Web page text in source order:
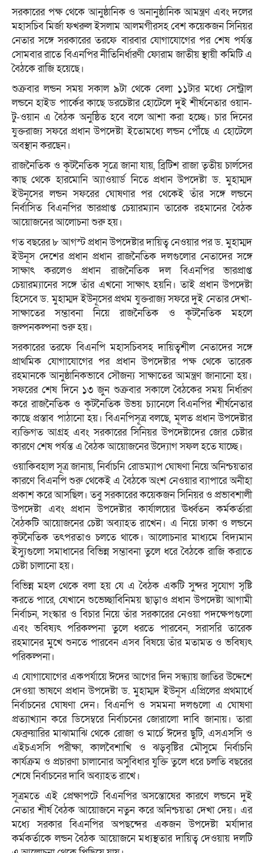
সরকারের পক্ষ থেকে আনুষ্ঠানিক ও অনানুষ্ঠানিক আমন্ত্রণ এবং দলের
মহাসচিব মির্জা ফখরুল ইসলাম আলমগীরসহ বেশ কয়েকজন সিনিয়র
নেতার সঙ্গে সরকারের তরফে বারবার যোগাযোগের পর শেষ পর্যন্ত
সোমবার রাতে বিএনপির নীতিনির্ধারণী ফোরাম জাতীয় স্থায়ী কমিটি এ
বৈঠকে রাজি হয়েছে।
শুক্রবার লন্ডন সময় সকাল ৯টা থেকে বেলা ১১টার মধ্যে সেন্ট্রাল
লন্ডনে হাইড পার্কের কাছে ডরচেষ্টার হোটেলে দুই শীর্ষনেতার ওয়ান-
টু-ওয়ান এ বৈঠক অনুষ্ঠিত হবে বলে আশা করা হচ্ছে। চার দিনের
যুক্তরাজ্য সফরে প্রধান উপদেষ্টা ইতোমধ্যে লন্ডন পৌঁছে এ হোটেলে
অবস্থান করছেন।
রাজনৈতিক ও কূটনৈতিক সূত্রে জানা যায়, ব্রিটিশ রাজা তৃতীয় চার্লসের
কাছ থেকে হারমোনি অ্যাওয়ার্ড নিতে প্রধান উপদেষ্টা ড. মুহাম্মদ
ইউনূসের লন্ডন সফরের ঘোষণার পর থেকেই তাঁর সঙ্গে লন্ডনে
নির্বাসিত বিএনপির ভারপ্রাপ্ত চেয়ারম্যান তারেক রহমানের বৈঠক
আয়োজনের আলোচনা শুরু হয়।
গত বছরের ৮ আগস্ট প্রধান উপদেষ্টার দায়িত্ব নেওয়ার পর ড. মুহাম্মদ
ইউনূস দেশের প্রধান প্রধান রাজনৈতিক দলগুলোর নেতাদের সঙ্গে
সাক্ষাৎ করলেও প্রধান রাজনৈতিক দল বিএনপির ভারপ্রাপ্ত
চেয়ারম্যানের সঙ্গে তাঁর এখনো সাক্ষাৎ হয়নি। তাই প্রধান উপদেষ্টা
হিসেবে ড. মুহাম্মদ ইউনূসের প্রথম যুক্তরাজ্য সফরে দুই নেতার দেখা-
সাক্ষাতের সম্ভাবনা নিয়ে রাজনৈতিক ও কূটনৈতিক মহলে
জল্পনকল্পনা শুরু হয়।
সরকারের তরফে বিএনপি মহাসচিবসহ দায়িত্বশীল নেতাদের সঙ্গে
প্রাথমিক যোগাযোগের পর প্রধান উপদেষ্টার পক্ষ থেকে তারেক
রহমানকে আনুষ্ঠানিকভাবে সৌজন্য সাক্ষাতের আমন্ত্রণ জানানো হয়।
সফরের শেষ দিনে ১৩ জুন শুক্রবার সকালে বৈঠকের সময় নির্ধারণ
করে রাজনৈতিক ও কূটনৈতিক উভয় চ্যানেলে বিএনপির শীর্ষনেতার
কাছে প্রস্তাব পাঠানো হয়। বিএনপিসূত্র বলছে, মূলত প্রধান উপদেষ্টার
ব্যক্তিগত আগ্রহ এবং সরকারের সিনিয়র উপদেষ্টাদের জোর চেষ্টার
কারণে শেষ পর্যন্ত এ বৈঠক আয়োজনের উদ্যোগ সফল হতে যাচ্ছে।
ওয়াকিবহাল সূত্র জানায়, নির্বাচনি রোডম্যাপ ঘোষণা নিয়ে অনিশ্চয়তার
কারণে বিএনপি শুরু থেকেই এ বৈঠকে অংশ নেওয়ার ব্যাপারে অনীহা
প্রকাশ করে আসছিল। তবু সরকারের কয়েকজন সিনিয়র ও প্রভাবশালী
উপদেষ্টা এবং প্রধান উপদেষ্টার কার্যালয়ের ঊর্ধ্বতন কর্মকর্তারা
বৈঠকটি আয়োজনের চেষ্টা অব্যাহত রাখেন। এ নিয়ে ঢাকা ও লন্ডনে
কূটনৈতিক তৎপরতাও চলতে থাকে। আলোচনার মাধ্যমে বিদ্যমান
ইস্যুগুলো সমাধানের বিভিন্ন সম্ভাবনা তুলে ধরে বৈঠকে রাজি করাতে
চেষ্টা চালানো হয়।
বিভিন্ন মহল থেকে বলা হয় যে এ বৈঠক একটি সুন্দর সুযোগ সৃষ্টি
করতে পারে, যেখানে শুভেচ্ছাবিনিময় ছাড়াও প্রধান উপদেষ্টা আগামী
নির্বাচন, সংস্কার ও বিচার নিয়ে তাঁর সরকারের নেওয়া পদক্ষেপগুলো
এবং ভবিষ্যৎ পরিকল্পনা তুলে ধরতে পারবেন, সরাসরি তারেক
রহমানের মুখে শুনতে পারবেন এসব বিষয়ে তাঁর মতামত ও ভবিষ্যৎ
পরিকল্পনা।
এ যোগাযোগের একপর্যায়ে ঈদের আগের দিন সন্ধ্যায় জাতির উদ্দেশে
দেওয়া ভাষণে প্রধান উপদেষ্টা ড. মুহাম্মদ ইউনূস এপ্রিলের প্রথমার্ধে
নির্বাচনের ঘোষণা দেন। বিএনপি ও সমমনা দলগুলো এ ঘোষণা
প্রত্যাখ্যান করে ডিসেম্বরে নির্বাচনের জোরালো দাবি জানায়। তারা
ফেব্রুয়ারির মাঝামাঝি থেকে রোজা ও মার্চে ঈদের ছুটি, এসএসসি ও
এইচএসসি পরীক্ষা, কালবৈশাখি ও ঝড়বৃষ্টির মৌসুমে নির্বাচনি
কার্যক্রম ও প্রচারণা চালানোর অসুবিধার যুক্তি তুলে ধরে চলতি বছরের
শেষে নির্বাচনের দাবি অব্যাহত রাখে।
সূত্রমতে এই প্রেক্ষাপটে বিএনপির অসন্তোষের কারণে লন্ডনে দুই
নেতার শীর্ষ বৈঠক আয়োজনে নতুন করে অনিশ্চয়তা দেখা দেয়। এর
মধ্যে সরকার বিএনপির অপছন্দের একজন উপদেষ্টা মর্যাদার
কর্মকর্তাকে লন্ডন বৈঠক আয়োজনে মধ্যস্থতার দায়িত্ব দেওয়ায় দলটি